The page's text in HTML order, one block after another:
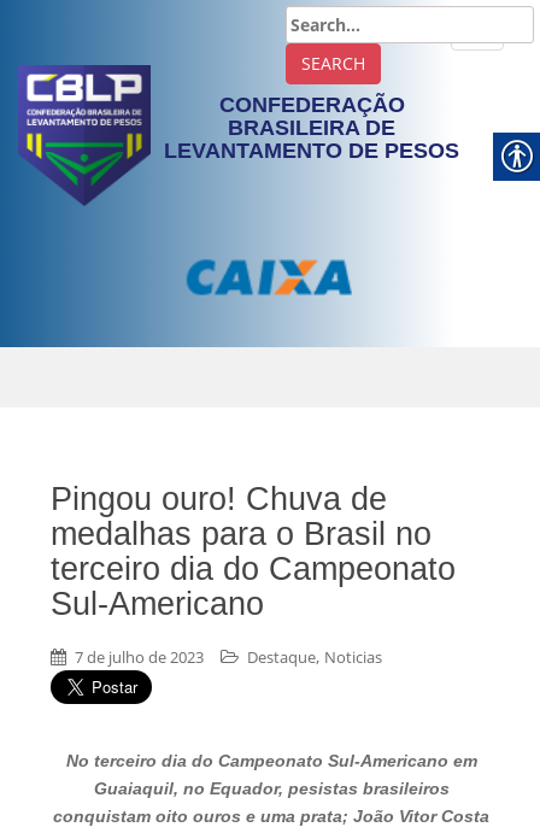
CONFEDERAÇÃO
BRASILEIRA DE
LEVANTAMENTO DE PESOS
Pingou ouro! Chuva de
medalhas para o Brasil no
terceiro dia do Campeonato
Sul-Americano
7 de julho de 2023 Destaque, Noticias
No terceiro dia do Campeonato Sul-Americano em
Guaiaquil, no Equador, pesistas brasileiros
conquistam oito ouros e uma prata; João Vitor Costa